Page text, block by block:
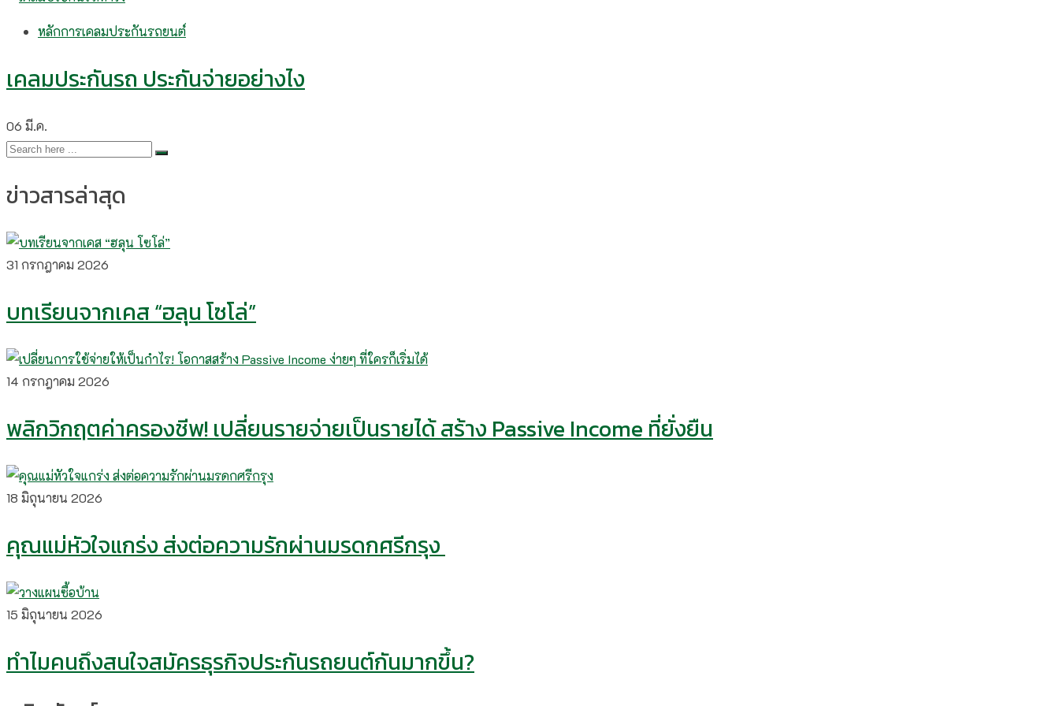
หลักการเคลมประกันรถยนต์
เคลมประกันรถ ประกันจ่ายอย่างไง
06 มี.ค.
ข่าวสารล่าสุด
31 กรกฎาคม 2026
บทเรียนจากเคส “ฮลุน โซโล่”
14 กรกฎาคม 2026
พลิกวิกฤตค่าครองชีพ! เปลี่ยนรายจ่ายเป็นรายได้ สร้าง Passive Income ที่ยั่งยืน
18 มิถุนายน 2026
คุณแม่หัวใจแกร่ง ส่งต่อความรักผ่านมรดกศรีกรุง
15 มิถุนายน 2026
ทำไมคนถึงสนใจสมัครธุรกิจประกันรถยนต์กันมากขึ้น?